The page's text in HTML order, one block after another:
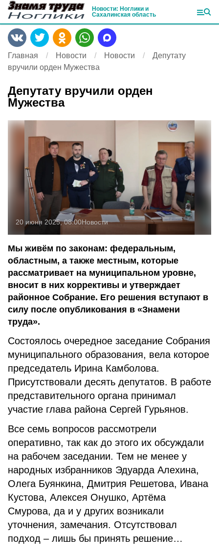
Новости: Ноглики и
Сахалинская область
Главная Новости Новости
Депутату
вручили орден Мужества
Депутату вручили орден
Мужества
20 июня 2025, 08:00Новости
Мы живём по законам: федеральным,
областным, а также местным, которые
рассматривает на муниципальном уровне,
вносит в них коррективы и утверждает
районное Собрание. Его решения вступают в
силу после опубликования в «Знамени
труда».
Состоялось очередное заседание Собрания
муниципального образования, вела которое
председатель Ирина Камболова.
Присутствовали десять депутатов. В работе
представительного органа принимал
участие глава района Сергей Гурьянов.
Все семь вопросов рассмотрели
оперативно, так как до этого их обсуждали
на рабочем заседании. Тем не менее у
народных избранников Эдуарда Алехина,
Олега Буянкина, Дмитрия Решетова, Ивана
Кустова, Алексея Онушко, Артёма
Смурова, да и у других возникали
уточнения, замечания. Отсутствовал
подход – лишь бы принять решение…